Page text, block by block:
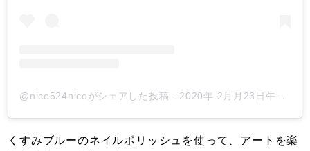
@nico524nicoがシェアした投稿 - 2020年 2月月23日午後3時56分PST
くすみブルーのネイルポリッシュを使って、アートを楽